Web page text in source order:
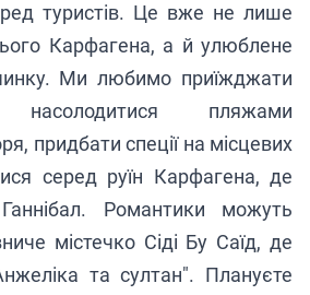
туристів. Це вже не лише
Карфагена, а й улюблене
Ми любимо приїжджати
пляжами
придбати спеції на місцевих
серед руїн Карфагена, де
Романтики можуть
містечко Сіді Бу Саїд, де
та султан". Плануєте